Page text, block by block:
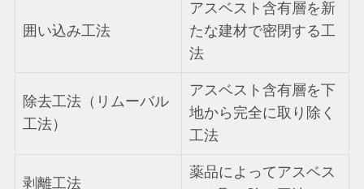
囲い込み工法
アスベスト含有層を新
たな建材で密閉する工
法
除去工法（リムーバル
工法）
アスベスト含有層を下
地から完全に取り除く
工法
剥離工法
薬品によってアスベス